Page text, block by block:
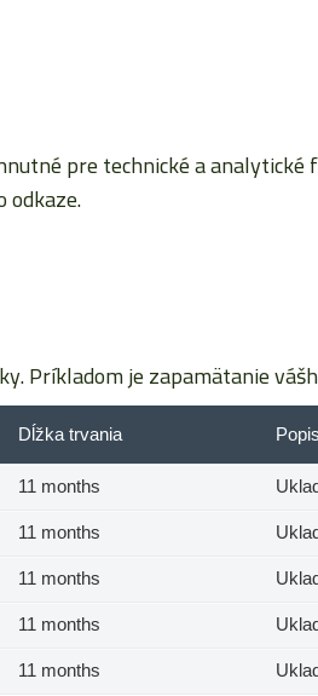
pre technické a
odkaze.
Príkladom je zapamätanie
Dĺžka trvania Popis
11 months
11 months
11 months
11 months
11 months